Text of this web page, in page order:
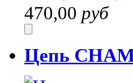
470,00 руб
Цепь